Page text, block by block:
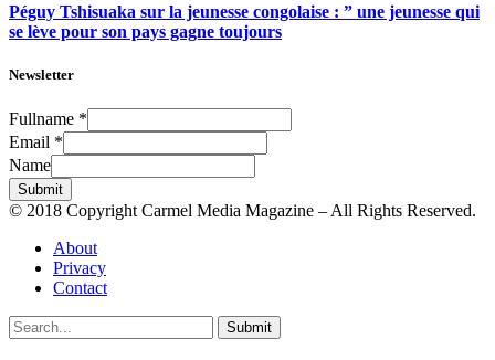
Péguy Tshisuaka sur la jeunesse congolaise : ” une jeunesse qui
se lève pour son pays gagne toujours
Newsletter
Fullname *
Email *
Name
Submit
© 2018 Copyright Carmel Media Magazine – All Rights Reserved.
About
Privacy
Contact
Submit